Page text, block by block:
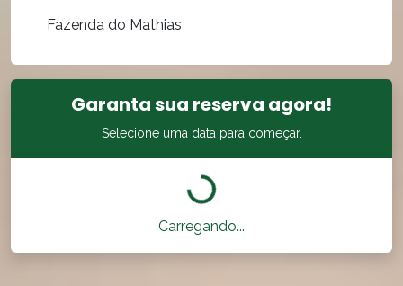
Fazenda do Mathias
Garanta sua reserva agora!
Selecione uma data para começar.
Carregando...